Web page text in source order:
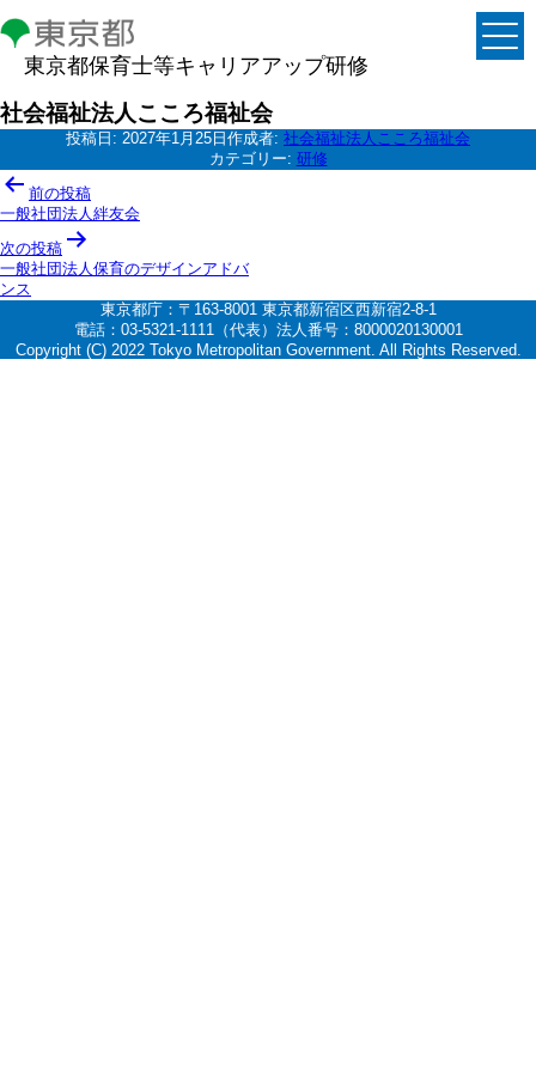
東京都保育士等キャリアアップ研修
社会福祉法人こころ福祉会
投稿日: 2027年1月25日 作成者: 社会福祉法人こころ福祉会
カテゴリー: 研修
投
稿
ナ
ビ
ゲ
ー
前の投稿
一般社団法人絆友会
次の投稿
一般社団法人保育のデザインアドバ
ンス
東京都庁：〒163-8001 東京都新宿区西新宿2-8-1
電話：03-5321-1111（代表）法人番号：8000020130001
Copyright (C) 2022 Tokyo Metropolitan Government. All Rights Reserved.